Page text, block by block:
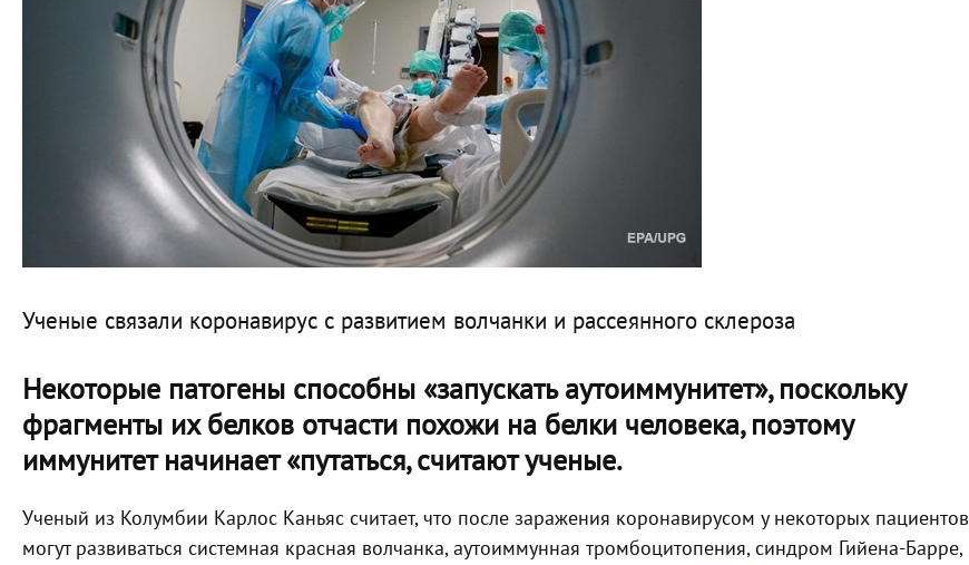
Ученые связали коронавирус с развитием волчанки и рассеянного склероза
Некоторые патогены способны «запускать аутоиммунитет», поскольку
фрагменты их белков отчасти похожи на белки человека, поэтому
иммунитет начинает «путаться, считают ученые.
Ученый из Колумбии Карлос Каньяс считает, что после заражения коронавирусом у некоторых пациентов
могут развиваться системная красная волчанка, аутоиммунная тромбоцитопения, синдром Гийена-Барре,